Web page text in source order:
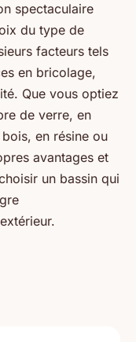
spectaculaire
du type de
facteurs tels
en bricolage,
Que vous optiez
de verre, en
en résine ou
avantages et
un bassin qui